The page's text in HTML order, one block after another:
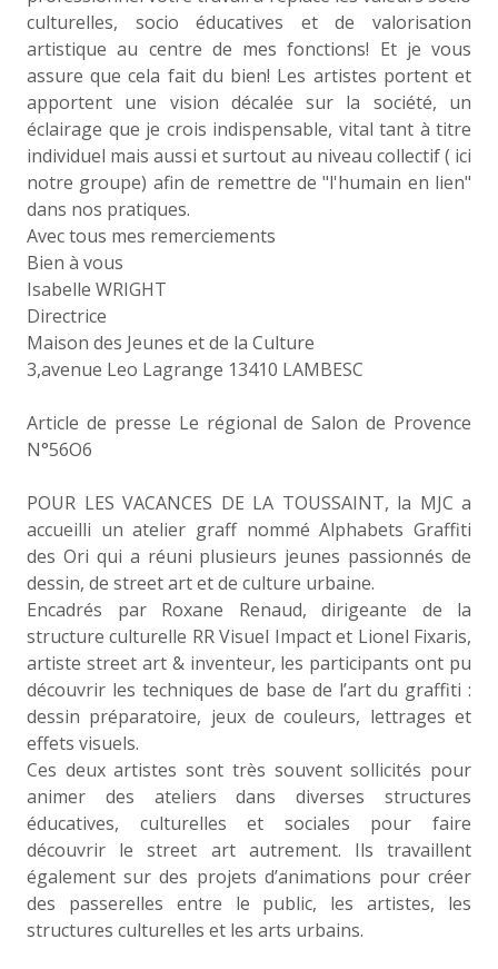
culturelles, socio éducatives et de valorisation
artistique au centre de mes fonctions! Et je vous
assure que cela fait du bien! Les artistes portent et
apportent une vision décalée sur la société, un
éclairage que je crois indispensable, vital tant à titre
individuel mais aussi et surtout au niveau collectif ( ici
notre groupe) afin de remettre de "l'humain en lien"
dans nos pratiques.
Avec tous mes remerciements
Bien à vous
Isabelle WRIGHT
Directrice
Maison des Jeunes et de la Culture
3,avenue Leo Lagrange 13410 LAMBESC
Article de presse Le régional de Salon de Provence
N°56O6
POUR LES VACANCES DE LA TOUSSAINT, la MJC a
accueilli un atelier graff nommé Alphabets Graffiti
des Ori qui a réuni plusieurs jeunes passionnés de
dessin, de street art et de culture urbaine.
Encadrés par Roxane Renaud, dirigeante de la
structure culturelle RR Visuel Impact et Lionel Fixaris,
artiste street art & inventeur, les participants ont pu
découvrir les techniques de base de l’art du graffiti :
dessin préparatoire, jeux de couleurs, lettrages et
effets visuels.
Ces deux artistes sont très souvent sollicités pour
animer des ateliers dans diverses structures
éducatives, culturelles et sociales pour faire
découvrir le street art autrement. Ils travaillent
également sur des projets d’animations pour créer
des passerelles entre le public, les artistes, les
structures culturelles et les arts urbains.